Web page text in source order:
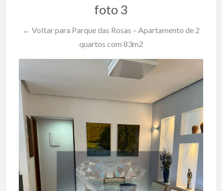
foto 3
← Voltar para Parque das Rosas – Apartamento de 2
quartos com 83m2